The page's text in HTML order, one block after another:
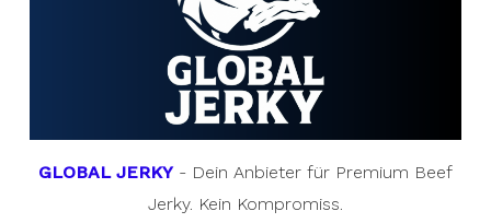
GLOBAL JERKY- Dein Anbieter für Premium Beef
Jerky. Kein Kompromiss.